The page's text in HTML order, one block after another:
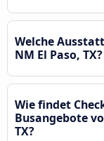
Welche
NM El Paso, TX?
Wie findet
Busangebote
TX?